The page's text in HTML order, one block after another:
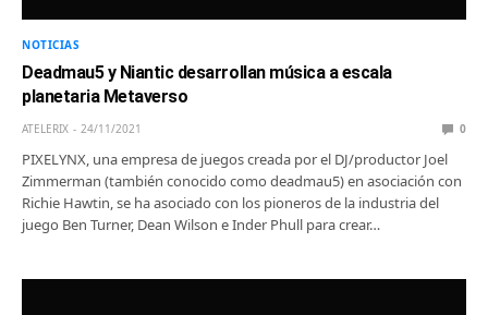
NOTICIAS
Deadmau5 y Niantic desarrollan música a escala
planetaria Metaverso
ATELERIX 24/11/2021 0
PIXELYNX, una empresa de juegos creada por el DJ/productor Joel
Zimmerman (también conocido como deadmau5) en asociación con
Richie Hawtin, se ha asociado con los pioneros de la industria del
juego Ben Turner, Dean Wilson e Inder Phull para crear…